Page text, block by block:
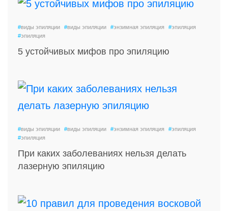
#виды эпиляции #виды эпиляции #энзимная эпиляция #эпиляция
#эпиляция
5 устойчивых мифов про эпиляцию
#виды эпиляции #виды эпиляции #энзимная эпиляция #эпиляция
#эпиляция
При каких заболеваниях нельзя делать
лазерную эпиляцию